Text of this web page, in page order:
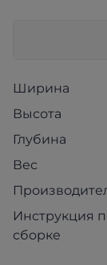
Ширина
Высота
Глубина
Вес
Инструкция
сборке